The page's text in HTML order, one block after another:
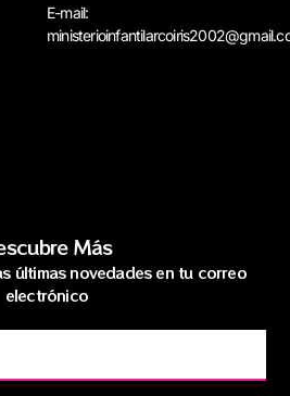
E-mail:
Más
últimas novedades en tu correo
electrónico